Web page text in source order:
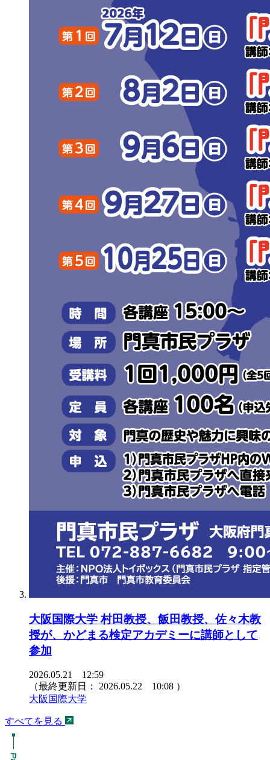
大阪国際大学 村田教授、飯田教授、佐々木教
授が、かどまる検定アカデミーに講師として
参加
2026.05.21 12:59
（最終更新日： 2026.05.22 10:08 ）
大阪国際大学
すべてを見る